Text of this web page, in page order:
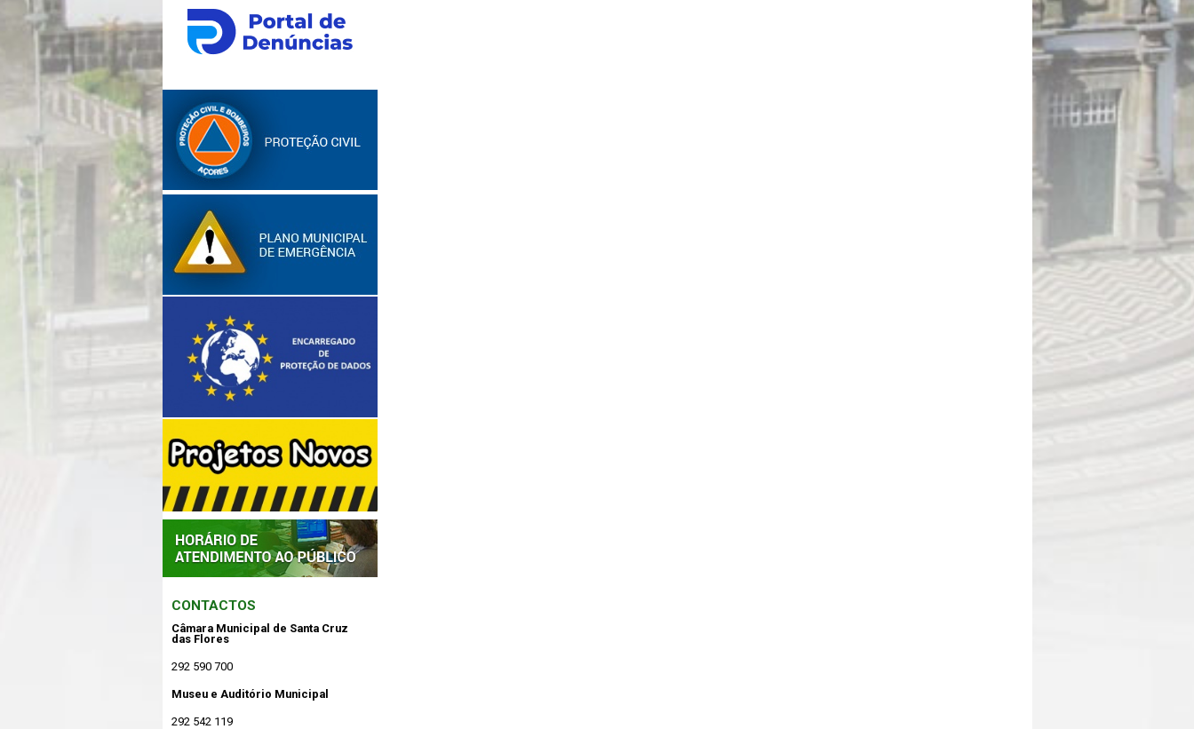
CONTACTOS
Câmara Municipal de Santa Cruz
das Flores
292 590 700
Museu e Auditório Municipal
292 542 119